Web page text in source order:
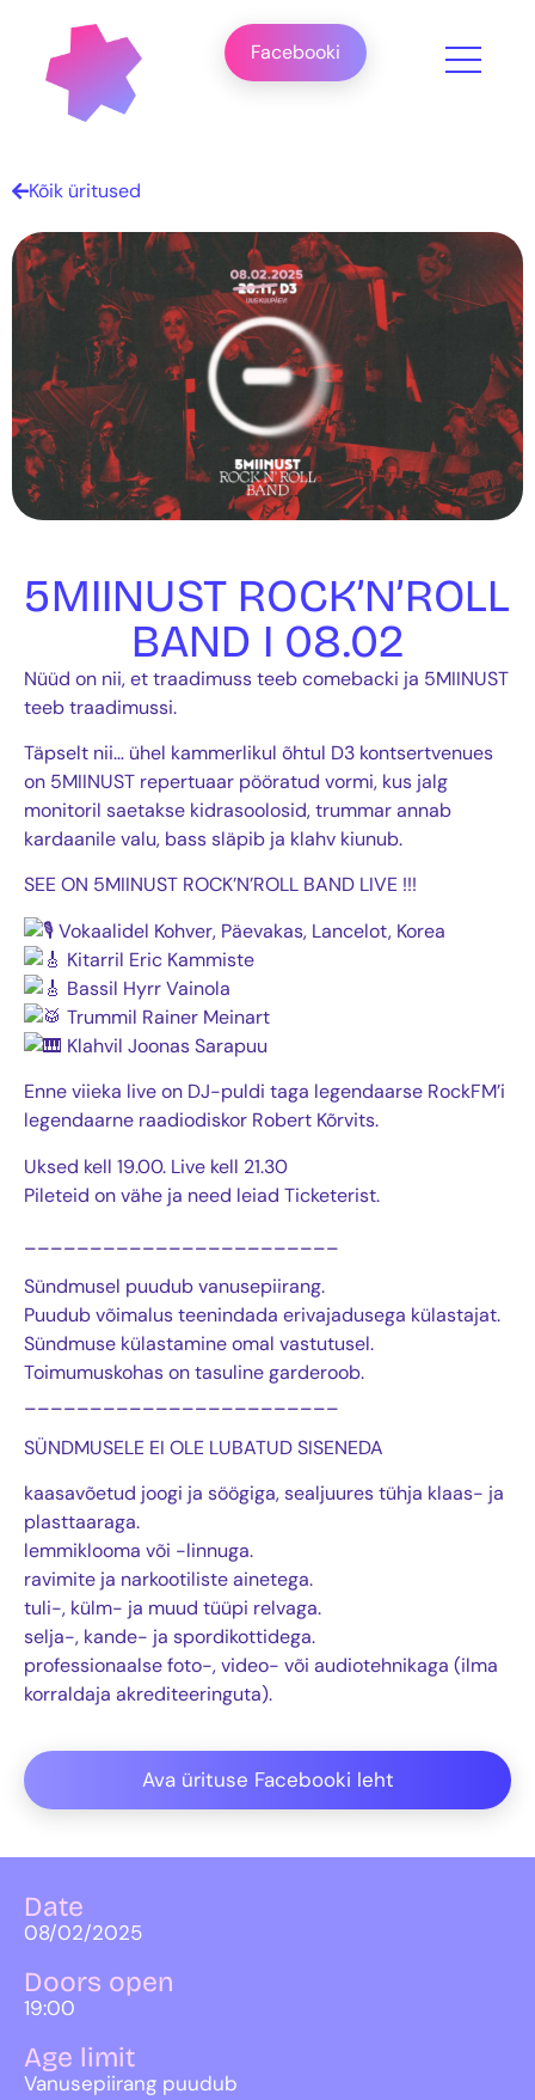
Facebooki
Kõik üritused
5MIINUST ROCK’N’ROLL
BAND I 08.02
Nüüd on nii, et traadimuss teeb comebacki ja 5MIINUST
teeb traadimussi.
Täpselt nii… ühel kammerlikul õhtul D3 kontsertvenues
on 5MIINUST repertuaar pööratud vormi, kus jalg
monitoril saetakse kidrasoolosid, trummar annab
kardaanile valu, bass släpib ja klahv kiunub.
SEE ON 5MIINUST ROCK’N’ROLL BAND LIVE !!!
Vokaalidel Kohver, Päevakas, Lancelot, Korea
Kitarril Eric Kammiste
Bassil Hyrr Vainola
Trummil Rainer Meinart
Klahvil Joonas Sarapuu
Enne viieka live on DJ-puldi taga legendaarse RockFM’i
legendaarne raadiodiskor Robert Kõrvits.
Uksed kell 19.00. Live kell 21.30
Pileteid on vähe ja need leiad Ticketerist.
Sündmusel puudub vanusepiirang.
Puudub võimalus teenindada erivajadusega külastajat.
Sündmuse külastamine omal vastutusel.
Toimumuskohas on tasuline garderoob.
________________________
SÜNDMUSELE EI OLE LUBATUD SISENEDA
kaasavõetud joogi ja söögiga, sealjuures tühja klaas- ja
plasttaaraga.
lemmiklooma või -linnuga.
ravimite ja narkootiliste ainetega.
tuli-, külm- ja muud tüüpi relvaga.
selja-, kande- ja spordikottidega.
professionaalse foto-, video- või audiotehnikaga (ilma
korraldaja akrediteeringuta).
Ava ürituse Facebooki leht
Date
08/02/2025
Doors open
19:00
Age limit
Vanusepiirang puudub